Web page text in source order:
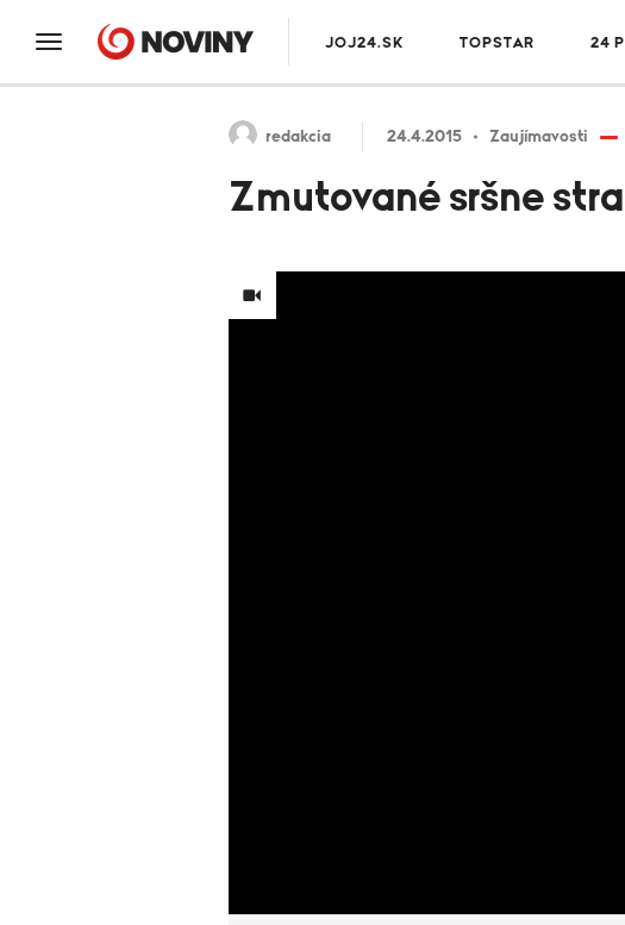
JOJ24.SK TOPSTAR 24
redakcia 24.4.2015 Zaujímavosti
Zmutované sršne